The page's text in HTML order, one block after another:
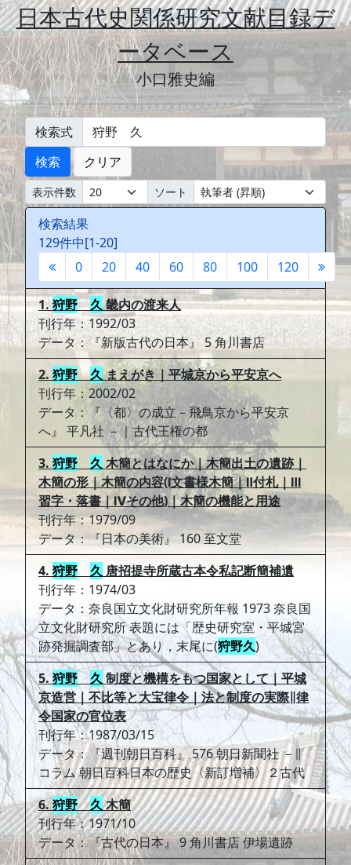
日本古代史関係研究文献目録デ
ータベース
小口雅史編
検索式
検索
クリア
表示件数 ソート
検索結果
129件中[1-20]
0
20 40 60 80 100 120
1.狩野 久畿内の渡来人
刊行年：1992/03
データ：『新版古代の日本』 5 角川書店
2. 狩野 久まえがき｜平城京から平安京へ
刊行年：2002/02
データ：『〈都〉の成立－飛鳥京から平安京
へ』 平凡社 －｜古代王権の都
3. 狩野 久木簡とはなにか｜木簡出土の遺跡｜
木簡の形｜木簡の内容(Ⅰ文書様木簡｜Ⅱ付札｜Ⅲ
習字・落書｜Ⅳその他)｜木簡の機能と用途
刊行年：1979/09
データ：『日本の美術』 160 至文堂
4. 狩野 久 唐招提寺所蔵古本令私記断簡補遺
刊行年：1974/03
データ：奈良国立文化財研究所年報 1973 奈良国
立文化財研究所 表題には「歴史研究室・平城宮
跡発掘調査部」とあり，末尾に(狩野久)
5.狩野 久制度と機構をもつ国家として｜平城
京造営｜不比等と大宝律令｜法と制度の実際∥律
令国家の官位表
刊行年：1987/03/15
データ：『週刊朝日百科』 576 朝日新聞社 －∥
コラム 朝日百科日本の歴史〈新訂増補〉２古代
6.狩野 久木簡
刊行年：1971/10
データ：『古代の日本』 9 角川書店 伊場遺跡